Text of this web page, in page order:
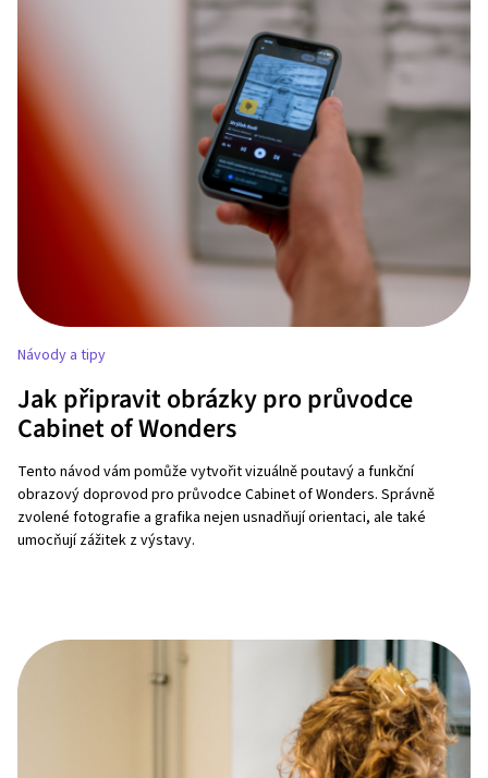
Návody a tipy
Jak připravit obrázky pro průvodce
Cabinet of Wonders
Tento návod vám pomůže vytvořit vizuálně poutavý a funkční
obrazový doprovod pro průvodce Cabinet of Wonders. Správně
zvolené fotografie a grafika nejen usnadňují orientaci, ale také
umocňují zážitek z výstavy.